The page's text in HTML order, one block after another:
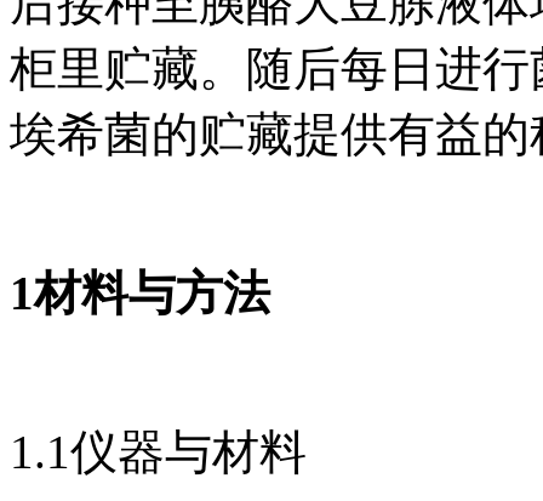
柜里贮藏。随后每日进
埃希菌的贮藏提供有益
1材料与方法
1.1仪器与材料